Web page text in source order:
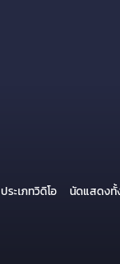
ประเภทวิดิโอ นัดแสดงทั้